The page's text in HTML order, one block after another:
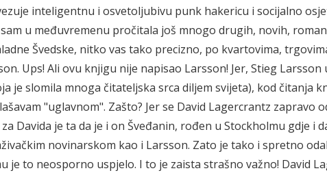
inteligentnu i osvetoljubivu punk hakericu i socijalno
u međuvremenu pročitala još mnogo drugih, novih,
Švedske, nitko vas tako precizno, po kvartovima,
Ups! Ali ovu knjigu nije napisao Larsson! Jer, Stieg
je slomila mnoga čitateljska srca diljem svijeta), kod čitanja
"uglavnom". Zašto? Jer se David Lagercrantz zapravo
Davida je ta da je i on Šveđanin, rođen u Stockholmu gdje i
novinarskom kao i Larsson. Zato je tako i spretno
je to neosporno uspjelo. I to je zaista strašno važno! David